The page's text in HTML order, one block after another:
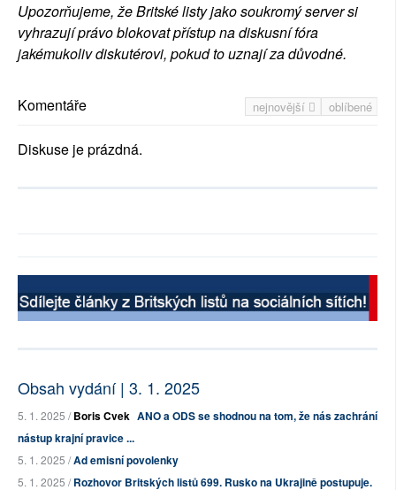
Upozorňujeme, že Britské listy jako soukromý server si
vyhrazují právo blokovat přístup na diskusní fóra
jakémukoliv diskutérovi, pokud to uznají za důvodné.
nejnovější oblíbené
Komentáře
Diskuse je prázdná.
Obsah vydání | 3. 1. 2025
5. 1. 2025 /Boris Cvek ANO a ODS se shodnou na tom, že nás zachrání
nástup krajní pravice ...
5. 1. 2025 /Ad emisní povolenky
5. 1. 2025 /Rozhovor Britských listů 699. Rusko na Ukrajině postupuje.